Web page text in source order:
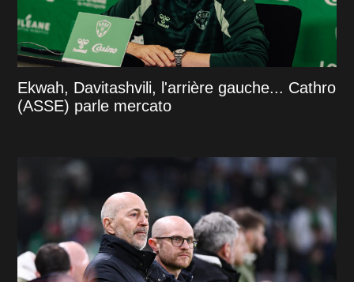
Ekwah, Davitashvili, l'arrière gauche... Cathro
(ASSE) parle mercato